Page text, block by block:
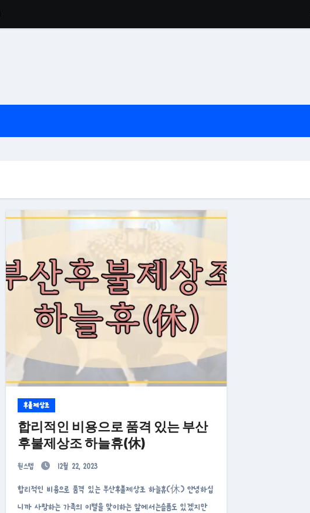
후불제상조
합리적인 비용으로 품격 있는 부산
후불제상조 하늘휴(休)
원스텝 12월 22, 2023
합리적인 비용으로 품격 있는 부산후불제상조 하늘휴(休) 안녕하십
니까 사랑하는 가족의 이별을 맞이하는 앞에서는슬픔도 있겠지만